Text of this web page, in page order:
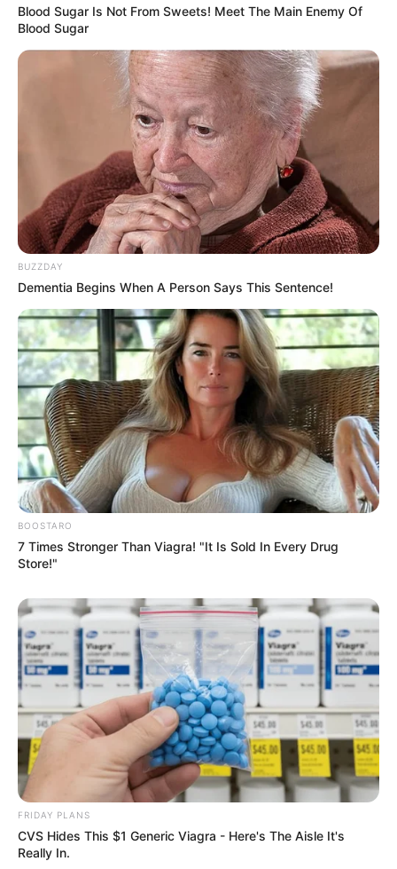
Blood Sugar Is Not From Sweets! Meet The Main Enemy Of
Blood Sugar
BUZZDAY
Dementia Begins When A Person Says This Sentence!
BOOSTARO
7 Times Stronger Than Viagra! "It Is Sold In Every Drug
Store!"
FRIDAY PLANS
CVS Hides This $1 Generic Viagra - Here's The Aisle It's
Really In.